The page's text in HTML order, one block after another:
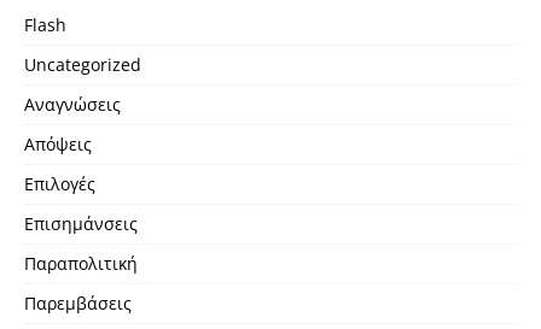
Flash
Uncategorized
Αναγνώσεις
Απόψεις
Επιλογές
Επισημάνσεις
Παραπολιτική
Παρεμβάσεις